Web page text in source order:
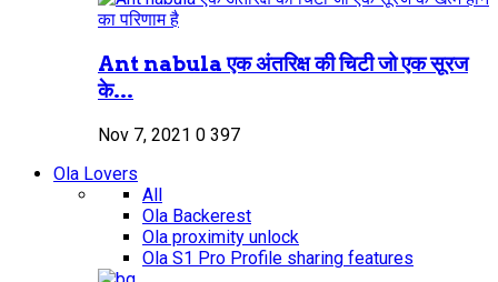
Ant nabula एक अंतरिक्ष की चिटी जो एक सूरज
के...
Nov 7, 2021 0 397
Ola Lovers
All
Ola Backerest
Ola proximity unlock
Ola S1 Pro Profile sharing features